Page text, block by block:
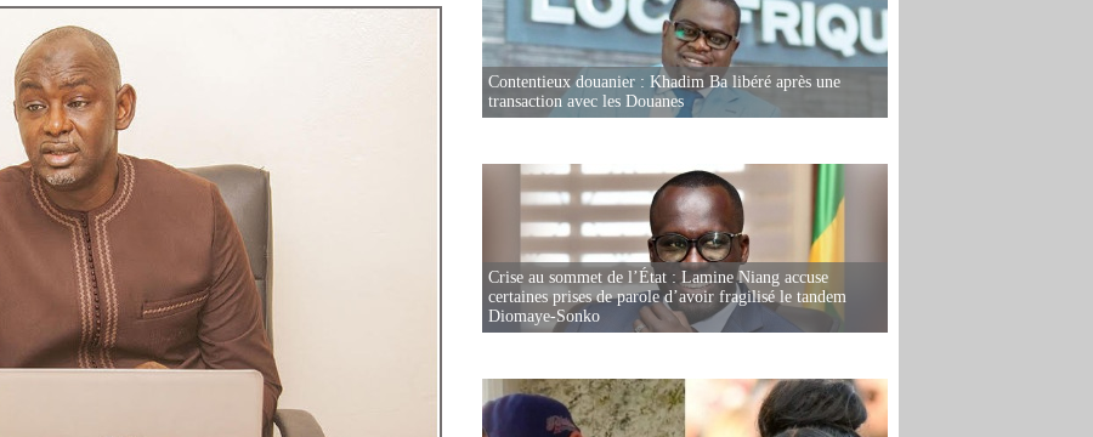
Contentieux douanier : Khadim Ba libéré après une
transaction avec les Douanes
Crise au sommet de l’État : Lamine Niang accuse
certaines prises de parole d’avoir fragilisé le tandem
Diomaye-Sonko